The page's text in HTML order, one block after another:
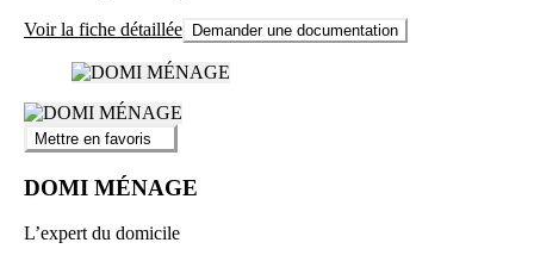
Voir la fiche détaillée Demander une documentation
Mettre en favoris
DOMI MÉNAGE
L’expert du domicile